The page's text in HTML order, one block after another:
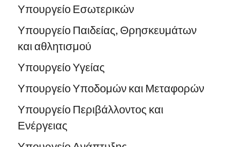
Υπουργείο Εσωτερικών
Υπουργείο Παιδείας, Θρησκευμάτων
και αθλητισμού
Υπουργείο Υγείας
Υπουργείο Υποδομών και Μεταφορών
Υπουργείο Περιβάλλοντος και
Ενέργειας